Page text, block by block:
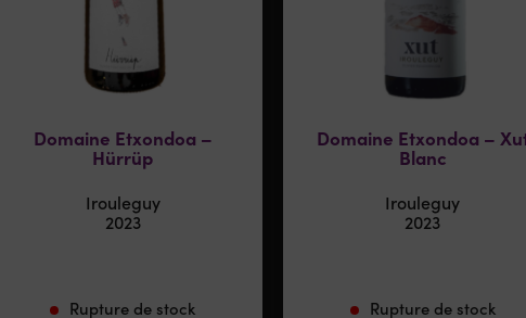
Domaine Etxondoa –
Hürrüp
Irouleguy
2023
Rupture de stock
Domaine Etxondoa –
Blanc
Irouleguy
2023
Rupture de stock